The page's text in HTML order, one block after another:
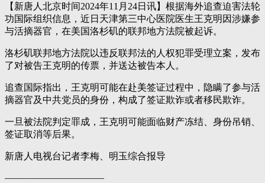
【新唐人北京时间2024年11月24日讯】根据海外追查迫害法轮
功国际组织信息，近日天津第三中心医院医生王克明因涉嫌参
与活摘器官，在美国洛杉矶的联邦地方法院被起诉。
洛杉矶联邦地方法院以违反联邦法的人权犯罪受理立案，发布
了对被告王克明的传票，并送达被告本人。
追查国际指出，王克明可能在赴美签证过程中，隐瞒了参与活
摘器官及中共党员的身份，构成了签证欺诈或者移民欺诈。
一旦被法院判定罪成，王克明可能面临财产冻结、身份吊销、
签证取消等后果。
新唐人电视台记者李梅、明玉综合报导
——————————–